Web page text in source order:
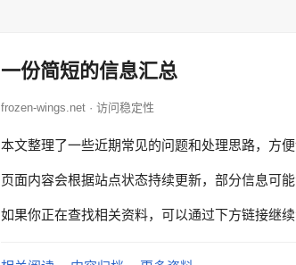
一份简短的信息汇总
frozen-wings.net · 访问稳定性
本文整理了一些近期常见的问题和处理思路，方
页面内容会根据站点状态持续更新，部分信息可
如果你正在查找相关资料，可以通过下方链接继续